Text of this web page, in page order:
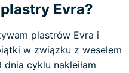
Evra?
plastrów Evra i
w związku z weselem
cyklu nakleiłam